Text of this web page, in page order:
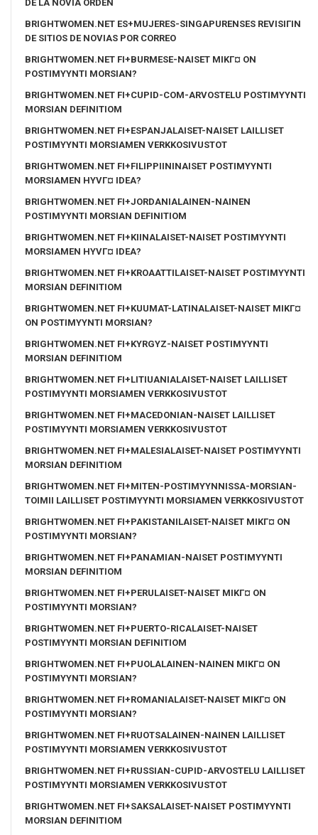
DE LA NOVIA ORDEN
BRIGHTWOMEN.NET ES+MUJERES-SINGAPURENSES REVISIГІN
DE SITIOS DE NOVIAS POR CORREO
BRIGHTWOMEN.NET FI+BURMESE-NAISET MIKГ¤ ON
POSTIMYYNTI MORSIAN?
BRIGHTWOMEN.NET FI+CUPID-COM-ARVOSTELU POSTIMYYNTI
MORSIAN DEFINITIOM
BRIGHTWOMEN.NET FI+ESPANJALAISET-NAISET LAILLISET
POSTIMYYNTI MORSIAMEN VERKKOSIVUSTOT
BRIGHTWOMEN.NET FI+FILIPPIININAISET POSTIMYYNTI
MORSIAMEN HYVГ¤ IDEA?
BRIGHTWOMEN.NET FI+JORDANIALAINEN-NAINEN
POSTIMYYNTI MORSIAN DEFINITIOM
BRIGHTWOMEN.NET FI+KIINALAISET-NAISET POSTIMYYNTI
MORSIAMEN HYVГ¤ IDEA?
BRIGHTWOMEN.NET FI+KROAATTILAISET-NAISET POSTIMYYNTI
MORSIAN DEFINITIOM
BRIGHTWOMEN.NET FI+KUUMAT-LATINALAISET-NAISET MIKГ¤
ON POSTIMYYNTI MORSIAN?
BRIGHTWOMEN.NET FI+KYRGYZ-NAISET POSTIMYYNTI
MORSIAN DEFINITIOM
BRIGHTWOMEN.NET FI+LITIUANIALAISET-NAISET LAILLISET
POSTIMYYNTI MORSIAMEN VERKKOSIVUSTOT
BRIGHTWOMEN.NET FI+MACEDONIAN-NAISET LAILLISET
POSTIMYYNTI MORSIAMEN VERKKOSIVUSTOT
BRIGHTWOMEN.NET FI+MALESIALAISET-NAISET POSTIMYYNTI
MORSIAN DEFINITIOM
BRIGHTWOMEN.NET FI+MITEN-POSTIMYYNNISSA-MORSIAN-
TOIMII LAILLISET POSTIMYYNTI MORSIAMEN VERKKOSIVUSTOT
BRIGHTWOMEN.NET FI+PAKISTANILAISET-NAISET MIKГ¤ ON
POSTIMYYNTI MORSIAN?
BRIGHTWOMEN.NET FI+PANAMIAN-NAISET POSTIMYYNTI
MORSIAN DEFINITIOM
BRIGHTWOMEN.NET FI+PERULAISET-NAISET MIKГ¤ ON
POSTIMYYNTI MORSIAN?
BRIGHTWOMEN.NET FI+PUERTO-RICALAISET-NAISET
POSTIMYYNTI MORSIAN DEFINITIOM
BRIGHTWOMEN.NET FI+PUOLALAINEN-NAINEN MIKГ¤ ON
POSTIMYYNTI MORSIAN?
BRIGHTWOMEN.NET FI+ROMANIALAISET-NAISET MIKГ¤ ON
POSTIMYYNTI MORSIAN?
BRIGHTWOMEN.NET FI+RUOTSALAINEN-NAINEN LAILLISET
POSTIMYYNTI MORSIAMEN VERKKOSIVUSTOT
BRIGHTWOMEN.NET FI+RUSSIAN-CUPID-ARVOSTELU LAILLISET
POSTIMYYNTI MORSIAMEN VERKKOSIVUSTOT
BRIGHTWOMEN.NET FI+SAKSALAISET-NAISET POSTIMYYNTI
MORSIAN DEFINITIOM